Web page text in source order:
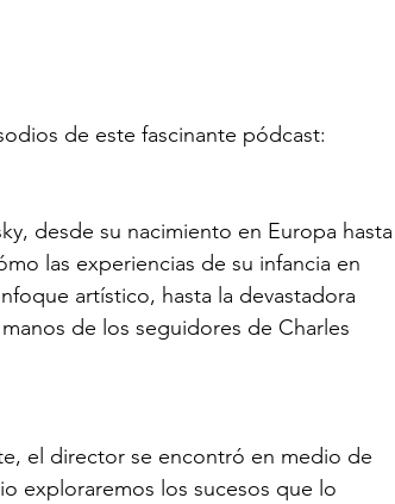
de este fascinante pódcast:
desde su nacimiento en Europa hasta
las experiencias de su infancia en
artístico, hasta la devastadora
de los seguidores de Charles
el director se encontró en medio de
exploraremos los sucesos que lo